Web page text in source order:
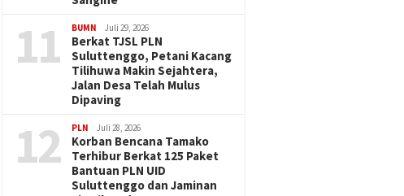
11 BUMN Juli 29, 2026
Berkat TJSL PLN
Suluttenggo, Petani Kacang
Tilihuwa Makin Sejahtera,
Jalan Desa Telah Mulus
Dipaving
12 PLN Juli 28, 2026
Korban Bencana Tamako
Terhibur Berkat 125 Paket
Bantuan PLN UID
Suluttenggo dan Jaminan